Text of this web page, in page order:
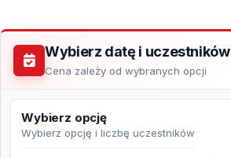
Wybierz datę i uczestników
Cena zależy od wybranych opcji
Wybierz opcję
Wybierz opcję i liczbę uczestników